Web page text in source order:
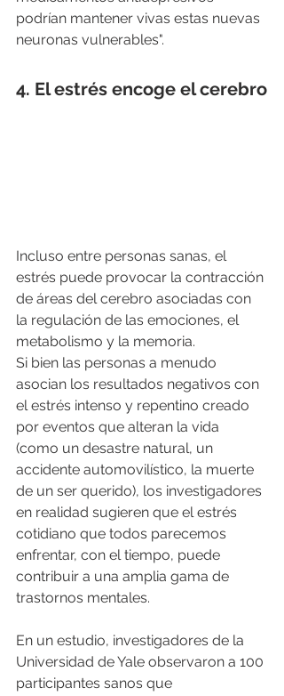
podrían mantener vivas estas nuevas
neuronas vulnerables".
4. El estrés encoge el cerebro
Incluso entre personas sanas, el
estrés puede provocar la contracción
de áreas del cerebro asociadas con
la regulación de las emociones, el
metabolismo y la memoria.
Si bien las personas a menudo
asocian los resultados negativos con
el estrés intenso y repentino creado
por eventos que alteran la vida
(como un desastre natural, un
accidente automovilístico, la muerte
de un ser querido), los investigadores
en realidad sugieren que el estrés
cotidiano que todos parecemos
enfrentar, con el tiempo, puede
contribuir a una amplia gama de
trastornos mentales.
En un estudio, investigadores de la
Universidad de Yale observaron a 100
participantes sanos que